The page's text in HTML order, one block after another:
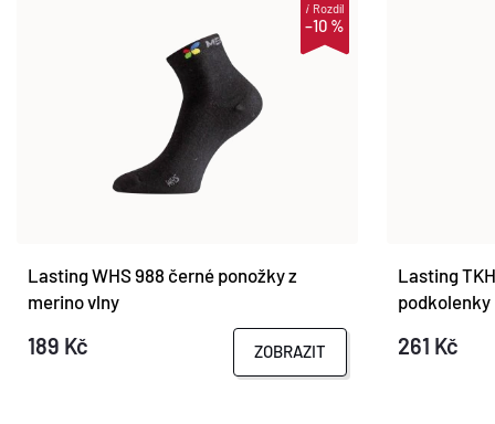
–10 %
iRozdíl
Lasting WHS 988 černé ponožky z
merino vlny
189 Kč ZOBRAZIT
Lasting
podkolenky
261 Kč